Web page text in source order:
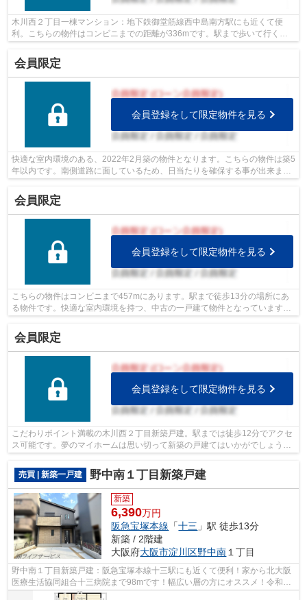
木川西２丁目一棟マンション：地下鉄御堂筋線西中島南方駅にも近くて便
利。こちらの物件はコンビニまでの距離が336mです。駅まで歩いて行くこ
会員限定
会員登録をして限定物件を見る
快適な室内環境のある、2022年2月築の物件となります。こちらの物件は築5
年以内です。南側道路に面しているため、日当たりを確保する事が出来ま
会員限定
会員登録をして限定物件を見る
こちらの物件はコンビニまで457mにあります。駅まで徒歩13分の場所にあ
る物件です。快適な室内環境を持つ、中古の一戸建て物件となっています。
会員限定
会員登録をして限定物件を見る
こだわりポイント満載の木川西２丁目新築戸建。駅までは徒歩12分でアクセ
ス可能です。夢のマイホームは思い切って新築の戸建てはいかがでしょう
売買 | 新築一戸建
野中南１丁目新築戸建
新築
6,390万円
阪急宝塚本線 「十三 」駅 徒歩13分
新築 / 2階建
大阪府大阪市淀川区野中南１丁目
野中南１丁目新築戸建：阪急宝塚本線十三駅にも近くて便利！家から北大阪
医療生活協同組合十三病院まで98mです！幅広い層の方にオススメ！令和8
年7月築の室内も広々とした物件で来客応...